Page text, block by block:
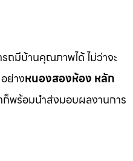
ถมีบ้านคุณภาพได้ ไม่ว่าจะ
ย่างหนองสองห้อง หลัก
ก็พร้อมนำส่งมอบผลงานการ